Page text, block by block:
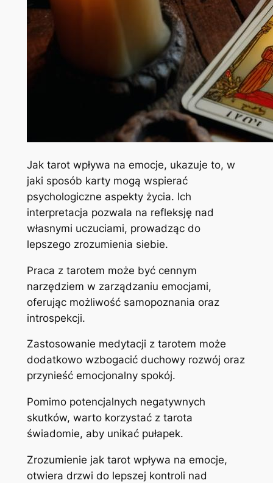
Jak tarot wpływa na emocje, ukazuje to, w
jaki sposób karty mogą wspierać
psychologiczne aspekty życia. Ich
interpretacja pozwala na refleksję nad
własnymi uczuciami, prowadząc do
lepszego zrozumienia siebie.
Praca z tarotem może być cennym
narzędziem w zarządzaniu emocjami,
oferując możliwość samopoznania oraz
introspekcji.
Zastosowanie medytacji z tarotem może
dodatkowo wzbogacić duchowy rozwój oraz
przynieść emocjonalny spokój.
Pomimo potencjalnych negatywnych
skutków, warto korzystać z tarota
świadomie, aby unikać pułapek.
Zrozumienie jak tarot wpływa na emocje,
otwiera drzwi do lepszej kontroli nad